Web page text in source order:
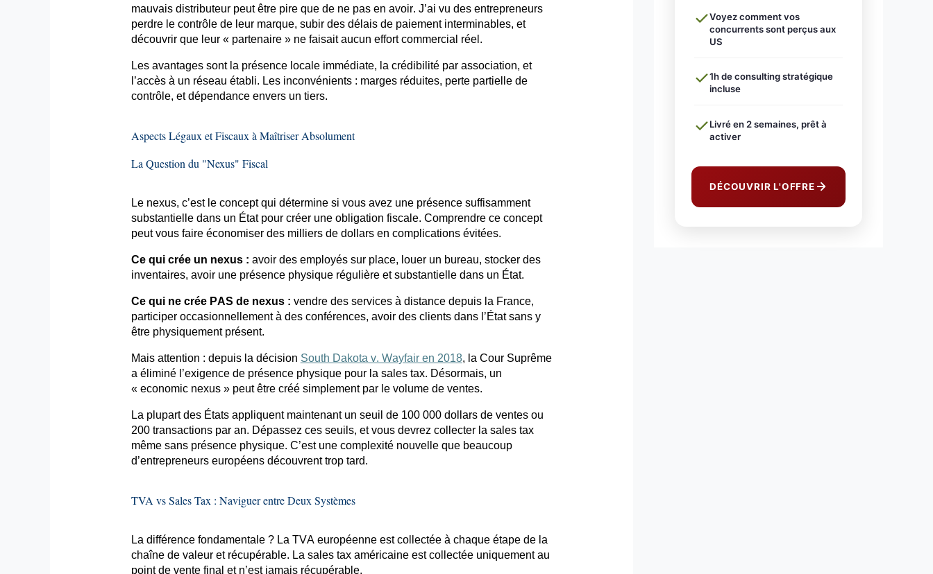
mauvais distributeur peut être pire que de ne pas en avoir. J’ai vu des entrepreneurs
perdre le contrôle de leur marque, subir des délais de paiement interminables, et
découvrir que leur « partenaire » ne faisait aucun effort commercial réel.
Les avantages sont la présence locale immédiate, la crédibilité par association, et
l’accès à un réseau établi. Les inconvénients : marges réduites, perte partielle de
contrôle, et dépendance envers un tiers.
Aspects Légaux et Fiscaux à Maîtriser Absolument
La Question du "Nexus" Fiscal
Le nexus, c’est le concept qui détermine si vous avez une présence suffisamment
substantielle dans un État pour créer une obligation fiscale. Comprendre ce concept
peut vous faire économiser des milliers de dollars en complications évitées.
Ce qui crée un nexus : avoir des employés sur place, louer un bureau, stocker des
inventaires, avoir une présence physique régulière et substantielle dans un État.
Ce qui ne crée PAS de nexus : vendre des services à distance depuis la France,
participer occasionnellement à des conférences, avoir des clients dans l’État sans y
être physiquement présent.
Mais attention : depuis la décision South Dakota v. Wayfair en 2018, la Cour Suprême
a éliminé l’exigence de présence physique pour la sales tax. Désormais, un
« economicnexus » peut être créé simplement par le volume de ventes.
La plupart des États appliquent maintenant un seuil de 100 000 dollars de ventes ou
200 transactions par an. Dépassez ces seuils, et vous devrez collecter la sales tax
même sans présence physique. C’est une complexité nouvelle que beaucoup
d’entrepreneurs européens découvrent trop tard.
TVA vs SalesTax : Naviguer entre Deux Systèmes
La différence fondamentale ? La TVA européenne est collectée à chaque étape de la
chaîne de valeur et récupérable. La sales taxaméricaine est collectée uniquement au
point de vente final et n’est jamais récupérable.
Voyez comment vos
concurrents sont perçus aux
US
1h de consulting stratégique
incluse
Livré en 2 semaines, prêt à
activer
DÉCOUVRIR L'OFFRE